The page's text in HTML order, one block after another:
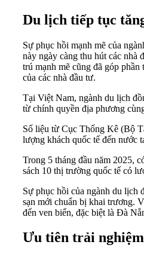
Du lịch tiếp tục
Sự phục hồi mạnh mẽ của
này ngày càng thu hút các nhà
trú mạnh mẽ cũng đã góp
của các nhà đầu tư.
Tại Việt Nam, ngành du lịch
từ chính quyền địa phương
Số liệu từ Cục Thống Kê (Bộ
lượng khách quốc tế đến nước
Trong 5 tháng đầu năm 2025,
sách 10 thị trường quốc tế có
Sự phục hồi của ngành du lịch
sạn mới chuẩn bị khai trương.
đến ven biển, đặc biệt là Đà
Ưu tiên trải